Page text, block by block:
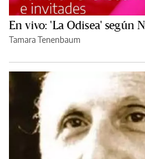
En vivo: 'La Odisea' según
Tamara Tenenbaum